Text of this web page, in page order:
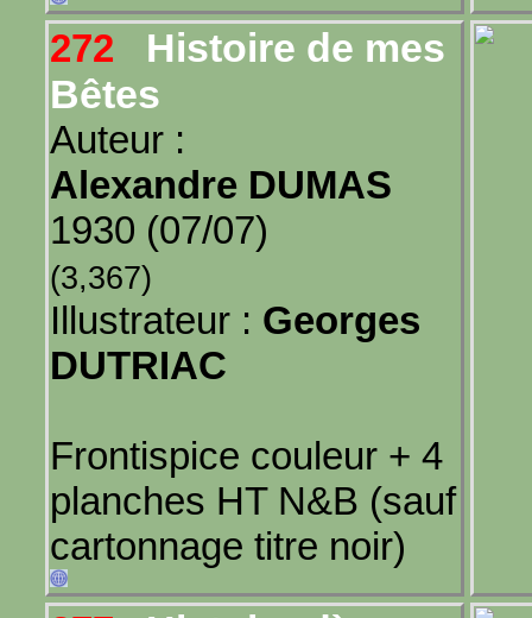
272
Histoire de mes
Bêtes
Auteur :
Alexandre DUMAS
1930 (07/07)
(3,367)
Illustrateur : Georges
DUTRIAC
Frontispice couleur + 4
planches HT N&B (sauf
cartonnage titre noir)